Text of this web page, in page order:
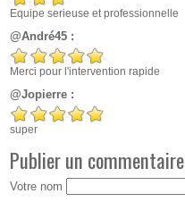
Equipe serieuse et professionnelle
@André45 :
Merci pour l'intervention rapide
@Jopierre :
super
Publier un commentaire
Votre nom